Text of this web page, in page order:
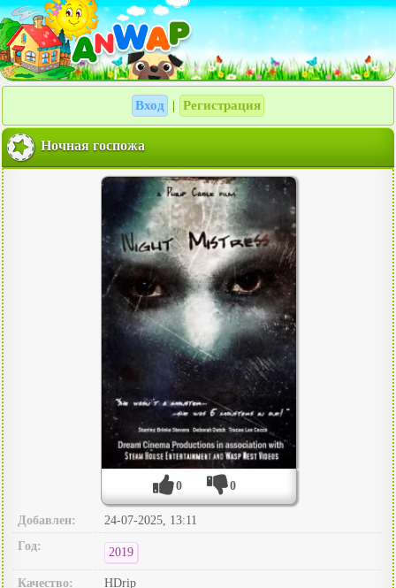
Вход Регистрация
Ночная госпожа
0 0
Добавлен:
24-07-2025, 13:11
Год:
2019
Качество:
HDrip